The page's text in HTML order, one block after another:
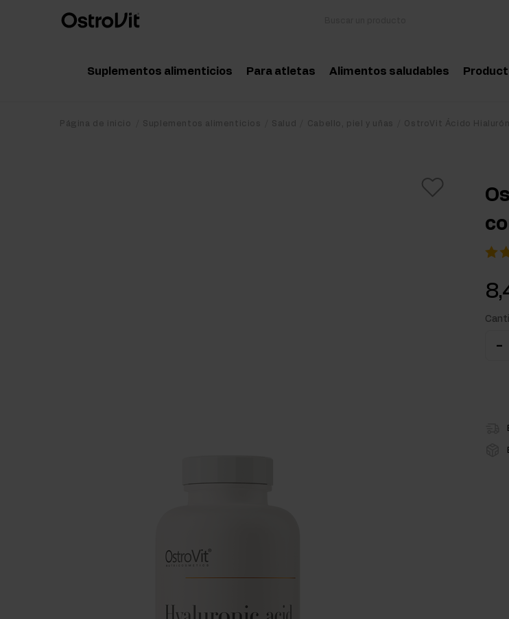
Suplementos alimenticios
Producto recomendado
Para atletas Alimentos saludables
Mantequilla de frutos secos
Página de inicio Suplementos alimenticios Salud Cabello, piel y uñas OstroVit Ácido
-